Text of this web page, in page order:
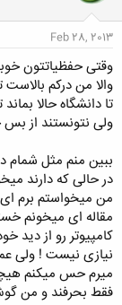
Feb 28, 2013
وقتی حفظیاتتون
والا من درکم
تا دانشگاه حالا
ولی نتونستند از
ببین منم مثل شمام
در حالی که دارند
من میخواستم برم
مقاله ای میخونم
کامپیوتر رو از دید
نیازی نیست ! ولی
میرم حس میکنم
فقط بحرفند و من